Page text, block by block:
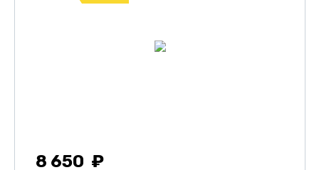
8 650